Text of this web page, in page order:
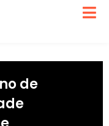
de